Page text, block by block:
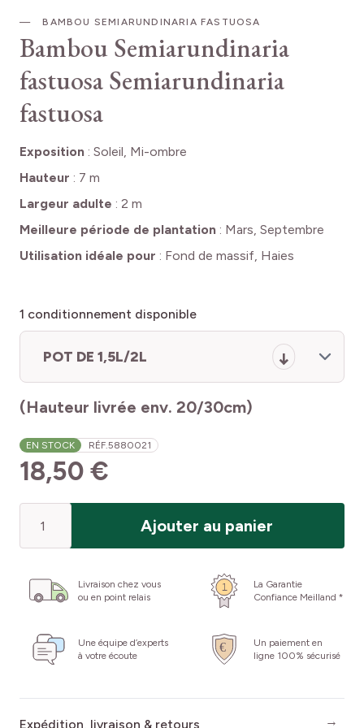
BAMBOU SEMIARUNDINARIA FASTUOSA
Bambou Semiarundinaria
fastuosaSemiarundinaria
fastuosa
Exposition : Soleil, Mi-ombre
Hauteur : 7 m
Largeur adulte : 2 m
Meilleure période de plantation : Mars, Septembre
Utilisation idéale pour : Fond de massif, Haies
1 conditionnement disponible
POT DE 1,5L/2L
(Hauteur livrée env. 20/30cm)
EN STOCK RÉF.5880021
18,50 €
Ajouter au panier
Livraison chez vous
ou en point relais
La Garantie
Confiance Meilland *
Une équipe d’experts
à votre écoute
Un paiement en
ligne 100% sécurisé
Expédition, livraison & retours